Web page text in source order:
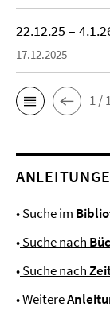
22.12.25 –
17.12.2025
1 /
•Suche im
•Suche nach
•Suche nach
•Weitere